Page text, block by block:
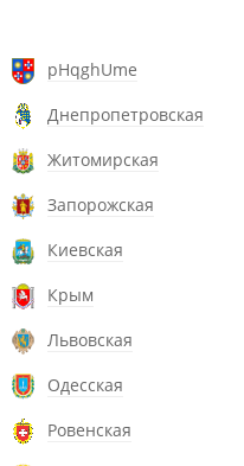
pHqghUme
Днепропетровская
Житомирская
Запорожская
Киевская
Крым
Львовская
Одесская
Ровенская